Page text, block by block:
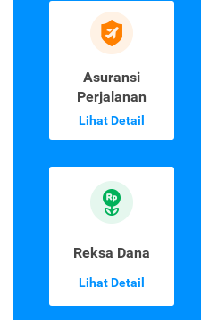
Asuransi
Perjalanan
Lihat Detail
Reksa Dana
Lihat Detail